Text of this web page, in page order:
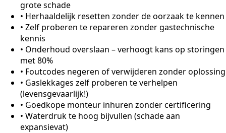
grote schade
• Herhaaldelijk resetten zonder de oorzaak te kennen
• Zelf proberen te repareren zonder gastechnische
kennis
• Onderhoud overslaan – verhoogt kans op storingen
met 80%
• Foutcodes negeren of verwijderen zonder oplossing
• Gaslekkages zelf proberen te verhelpen
(levensgevaarlijk!)
• Goedkope monteur inhuren zonder certificering
• Waterdruk te hoog bijvullen (schade aan
expansievat)